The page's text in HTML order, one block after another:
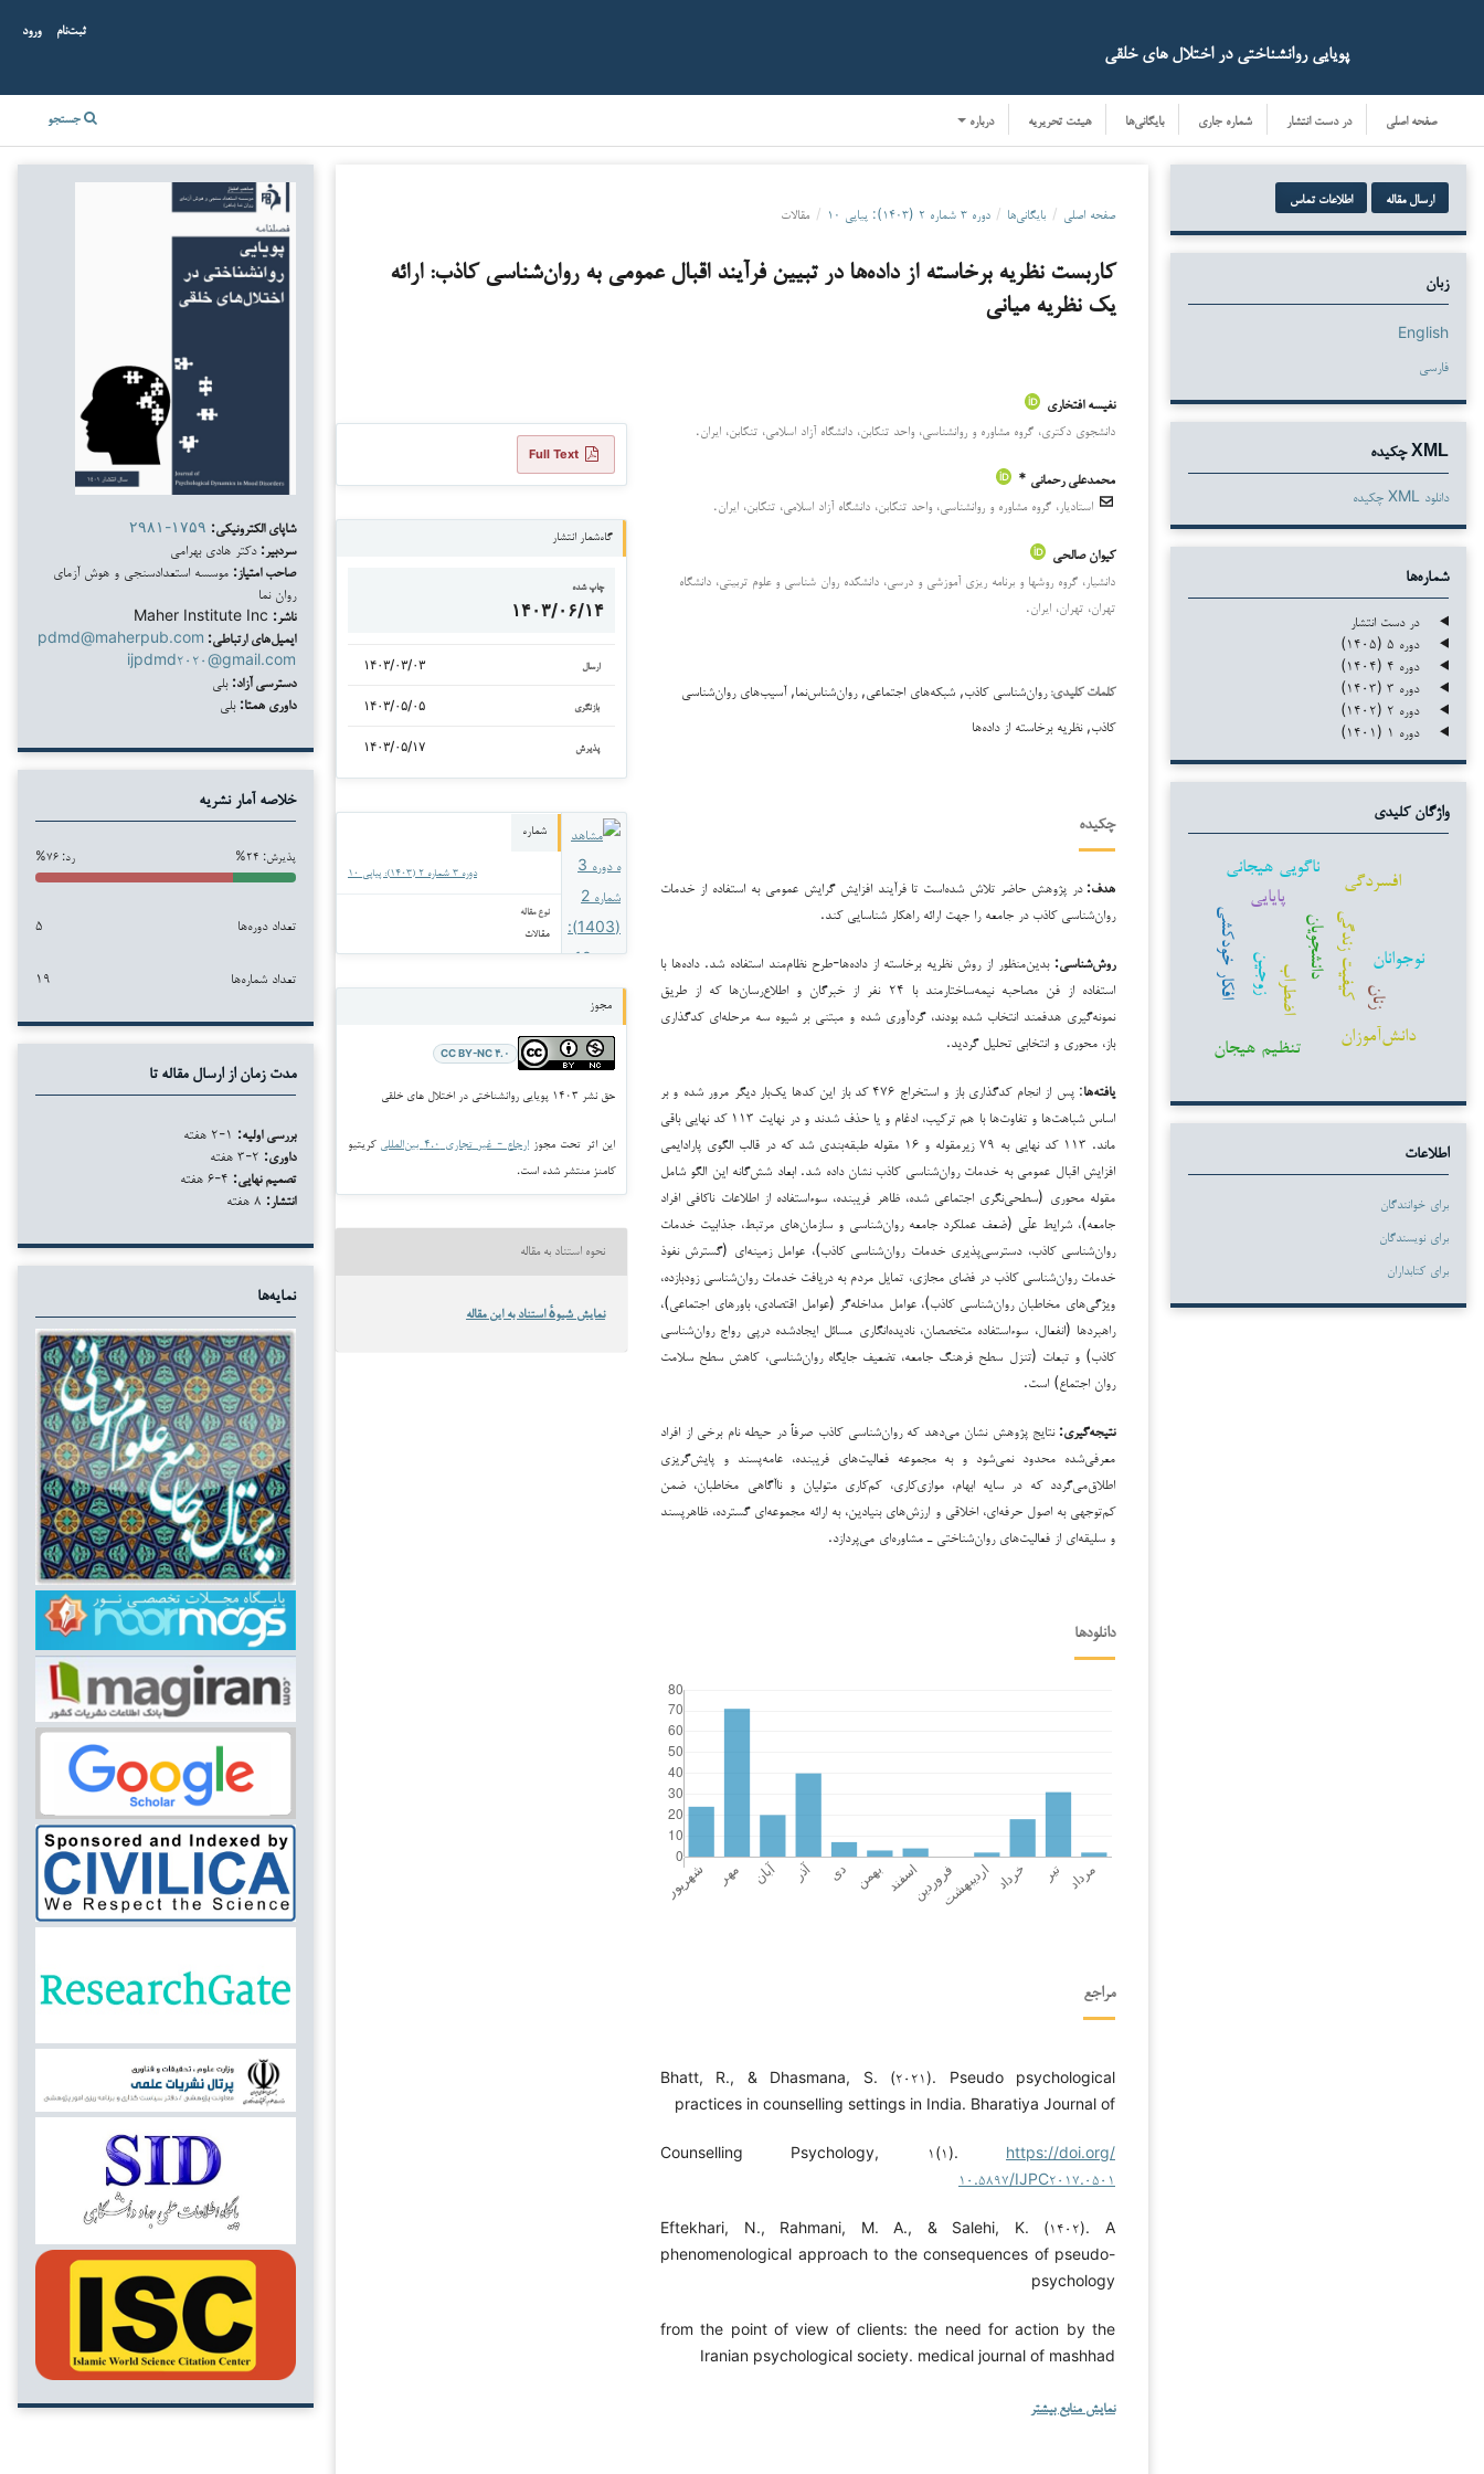
پویایی روانشناختی در اختلال های خلقی
صفحه اصلی در دست انتشار شماره جاری بایگانی‌ها هیئت تحریریه درباره جستجو
ثبت‌نام ورود
ارسال مقاله اطلاعات تماس
زبان
English
فارسی
XML چکیده
دانلود XML چکیده
شماره‌ها
در دست انتشار
دوره ۵ (۱۴۰۵)
دوره ۴ (۱۴۰۴)
دوره ۳ (۱۴۰۳)
دوره ۲ (۱۴۰۲)
دوره ۱ (۱۴۰۱)
واژگان کلیدی
اضطراب
دانشجویانکیفیت زندگی نوجوانان
افسردگی
دانش‌آموزان
زنان
تنظیم هیجان
ناگویی هیجانی
زوجین افکار خودکشی
پایایی
اطلاعات
برای خوانندگان
برای نویسندگان
برای کتابداران
صفحه اصلی / بایگانی‌ها / دوره ۳ شماره ۲ (۱۴۰۳): پیاپی ۱۰ / مقالات
کاربست نظریه برخاسته از داده‌ها در تبیین فرآیند اقبال عمومی به روان‌شناسی کاذب: ارائه
یک نظریه میانی
نفیسه افتخاری
دانشجوی دکتری، گروه مشاوره و روانشناسی، واحد تنکابن، دانشگاه آزاد اسلامی، تنکابن، ایران.
محمدعلی رحمانی *
استادیار، گروه مشاوره و روانشناسی، واحد تنکابن، دانشگاه آزاد اسلامی، تنکابن، ایران.
کیوان صالحی
دانشیار، گروه روشها و برنامه ریزی آموزشی و درسی، دانشکده روان شناسی و علوم تربیتی، دانشگاه
تهران، تهران، ایران.
کلمات کلیدی:روان‌شناسی کاذب, شبکه‌های اجتماعی, روان‌شناس‌نما, آسیب‌های روان‌شناسی
کاذب, نظریه برخاسته از داده‌ها
چکیده
هدف:در پژوهش حاضر تلاش شده‌است تا فرآیند افزایش گرایش عمومی به استفاده از خدمات
روان‌شناسی کاذب در جامعه را جهت ارائه راهکار شناسایی کند.
روش‌شناسی: بدین‌منظور از روش نظریه ‌برخاسته از داده‌ها-طرح نظام‌مند استفاده‌ شد. داده‌ها با
استفاده از فن مصاحبه نیمه‌ساختارمند با ۲۴ نفر از خبرگان و اطلاع‌رسان‌ها که از طریق
نمونه‌گیری هدفمند انتخاب شده بودند، گردآوری شده و مبتنی بر شیوه سه مرحله‌ای کدگذاری
باز، محوری و انتخابی تحلیل گردید.
یافته‌ها
: پس از انجام کدگذاری باز و استخراج ۴۷۶ کد باز این کدها یک‌بار دیگر مرور شده و بر
اساس شباهت‌ها و تفاوت‌ها با هم ترکیب، ادغام و یا حذف شدند و در نهایت ۱۱۳ کد نهایی باقی
ماند. ۱۱۳ کد نهایی به ۷۹ زیرمقوله و ۱۶ مقوله طبقه‌بندی شد که در قالب الگوی پارادایمی
افزایش اقبال عمومی به خدمات روان‌شناسی کاذب نشان داده شد. ابعاد شش‌گانه این الگو شامل
مقوله محوری (سطحی‌نگری اجتماعی شده، ظاهر فریبنده، سوءاستفاده از اطلاعات ناکافی افراد
جامعه)، شرایط علّی (ضعف عملکرد جامعه روان‌شناسی و سازمان‌های مرتبط، جذابیت خدمات
روان‌شناسی کاذب، دسترسی‌پذیری خدمات روان‌شناسی کاذب)، عوامل زمینه‌ای (گسترش نفوذ
خدمات روان‌شناسی کاذب در فضای مجازی، تمایل مردم به دریافت خدمات روان‌شناسی زودبازده،
ویژگی‌های مخاطبان روان‌شناسی کاذب)، عوامل مداخله‌گر (عوامل اقتصادی، باورهای اجتماعی)،
راهبردها (انفعال، سوءاستفاده متخصصان، نادیده‌انگاری مسائل ایجاد‌شده درپی رواج روان‌شناسی
کاذب) و تبعات (تنزل سطح فرهنگ جامعه، تضعیف جایگاه روان‌شناسی، کاهش سطح سلامت
روان اجتماع) است.
نتیجه‌گیری:نتایج پژوهش نشان می‌دهد که روان‌شناسی کاذب صرفاً در حیطه نام برخی از افراد
معرفی‌شده محدود نمی‌شود و به مجموعه فعالیت‌های فریبنده، عامه‌پسند و پایش‌گریزی
اطلاق‌می‌گردد که در سایه ابهام، موازی‌کاری، کم‌کاری متولیان و ناآگاهی مخاطبان، ضمن
کم‌توجهی به اصول حرفه‌ای، اخلاقی و ارزش‌های بنیادین، به ارائه مجموعه‌‌‌ای گسترده، ظاهرپسند
و سلیقه‌ای از فعالیت‌های روان‌شناختی ـ مشاوره‌ای می‌پردازد.
دانلودها
مراجع
Bhatt, R., & Dhasmana, S. (۲۰۲۱). Pseudo psychological
practices in counselling settings in India. Bharatiya Journal of
Counselling Psychology, ۱(۱). https://doi.org/
۱۰.۵۸۹۷/IJPC۲۰۱۷.۰۵۰۱
Eftekhari, N., Rahmani, M. A., & Salehi, K. (۱۴۰۲). A
phenomenological approach to the consequences of pseudo-
psychology
from the point of view of clients: the need for action by the
Iranian psychological society. medical journal of mashhad
نمایش منابع بیشتر
دانلودها Full Text
گاه‌شمار انتشار
چاپ شده
۱۴۰۳/۰۶/۱۴
ارسال ۱۴۰۳/۰۳/۰۳
بازنگری ۱۴۰۳/۰۵/۰۵
پذیرش ۱۴۰۳/۰۵/۱۷
شماره
دوره ۳ شماره ۲ (۱۴۰۳): پیاپی ۱۰
نوع مقاله
مقالات
مجوز
CC BY-NC ۴.۰
حق نشر ۱۴۰۳ پویایی روانشناختی در اختلال های خلقی
این اثر تحت مجوزارجاع - غیر تجاری ۴.۰ بین‌المللی
کریتیو
کامنز منتشر شده است.
نحوه استناد به مقاله
نمایش شیوهٔ استناد به این مقاله
شاپای الکترونیکی: ۲۹۸۱-۱۷۵۹
سردبیر: دکتر هادی بهرامی
صاحب امتیاز: موسسه استعدادسنجی و هوش آزمای
روان نما
ناشر:
ایمیل‌های ارتباطی: pdmd@maherpub.com
ijpdmd۲۰۲۰@gmail.com
دسترسی آزاد: بلی
داوری همتا: بلی
خلاصه آمار نشریه
پذیرش: ۲۴% رد: ۷۶%
تعداد دوره‌ها ۵
تعداد شماره‌ها ۱۹
مدت زمان از ارسال مقاله تا
بررسی اولیه:
داوری:
تصمیم نهایی:
انتشار:
نمایه‌ها